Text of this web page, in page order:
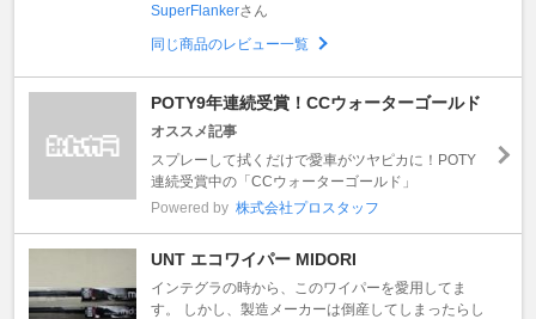
SuperFlankerさん
同じ商品のレビュー一覧
POTY9年連続受賞！CCウォーターゴールド
オススメ記事
スプレーして拭くだけで愛車がツヤピカに！POTY
連続受賞中の「CCウォーターゴールド」
Powered by 株式会社プロスタッフ
UNT エコワイパー MIDORI
インテグラの時から、このワイパーを愛用してま
す。 しかし、製造メーカーは倒産してしまったらし